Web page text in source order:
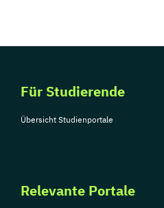
Für Studierende
Übersicht Studienportale
Relevante Portale